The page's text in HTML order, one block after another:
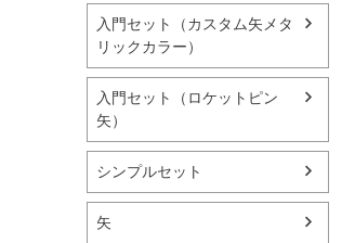
入門セット（カスタム矢メタ
リックカラー）
入門セット（ロケットピン
矢）
シンプルセット
矢